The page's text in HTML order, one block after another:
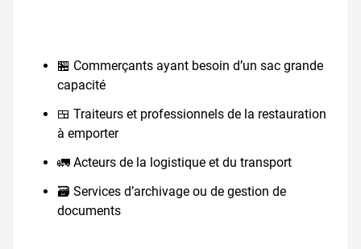
🏪 Commerçants ayant besoin d’un sac grande
capacité
🍱 Traiteurs et professionnels de la restauration
à emporter
🚛 Acteurs de la logistique et du transport
🗃️ Services d’archivage ou de gestion de
documents